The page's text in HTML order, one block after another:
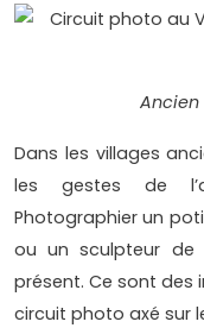
Ancien
Dans les villages
les gestes de
Photographier un
ou un sculpteur de
présent. Ce sont des
circuit photo axé sur